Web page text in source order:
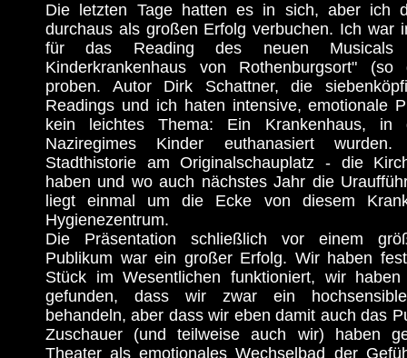
Die letzten Tage hatten es in sich, aber ich
durchaus als großen Erfolg verbuchen. Ich war
für das Reading des neuen
Kinderkrankenhaus von Rothenburgsort"
proben. Autor Dirk Schattner, die
Readings und ich haten intensive, emotionale
kein leichtes Thema: Ein Krankenhaus, in
Naziregimes Kinder euthanasiert
Stadthistorie am Originalschauplatz - die
haben und wo auch nächstes Jahr die
liegt einmal um die Ecke von diesem
Hygienezentrum.
Die Präsentation schließlich vor einem
Publikum war ein großer Erfolg. Wir haben
Stück im Wesentlichen funktioniert, wir
gefunden, dass wir zwar ein
behandeln, aber dass wir eben damit auch das
Zuschauer (und teilweise auch wir) haben
Theater als emotionales Wechselbad der